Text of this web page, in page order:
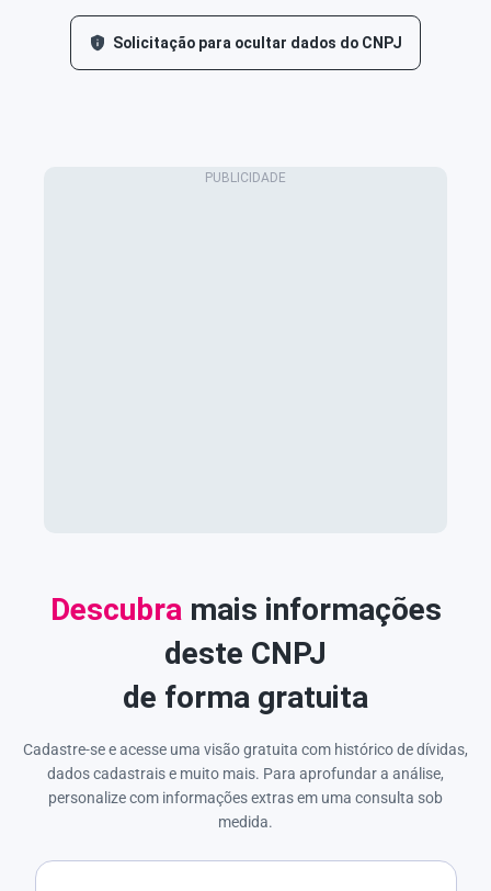
Solicitação para ocultar dados do CNPJ
Descubra mais informações
deste CNPJ
de forma gratuita
Cadastre-se e acesse uma visão gratuita com histórico de dívidas,
dados cadastrais e muito mais. Para aprofundar a análise,
personalize com informações extras em uma consulta sob
medida.